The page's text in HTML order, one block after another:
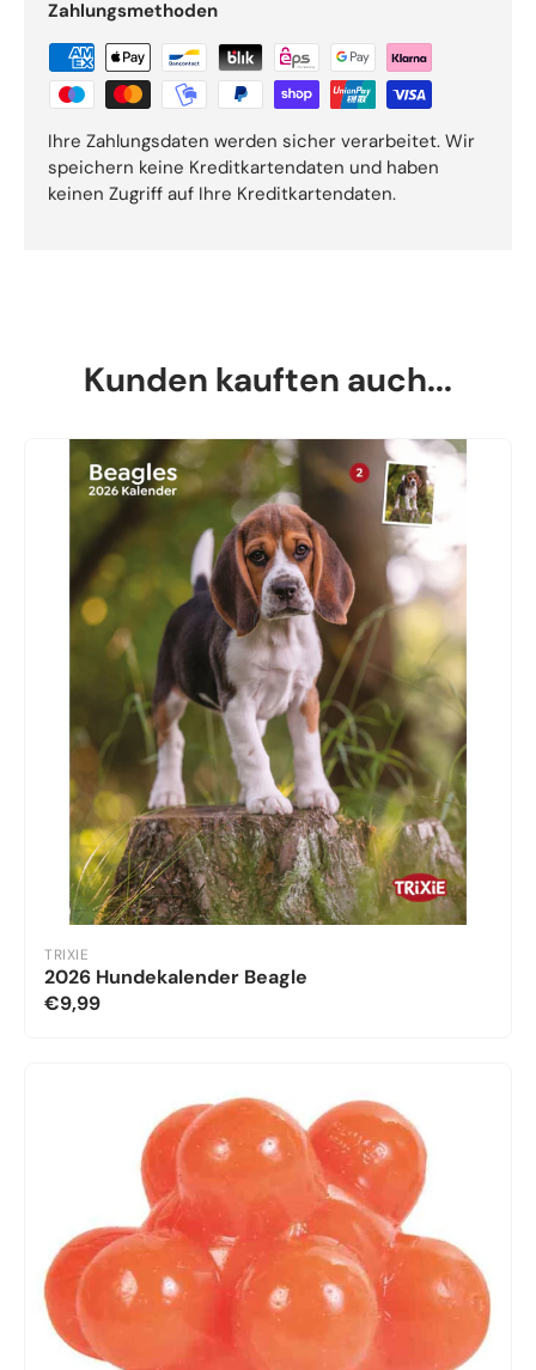
Zahlungsmethoden
Ihre Zahlungsdaten werden sicher verarbeitet. Wir
speichern keine Kreditkartendaten und haben
keinen Zugriff auf Ihre Kreditkartendaten.
Kunden kauften auch...
TRIXIE
2026 Hundekalender Beagle
€9,99